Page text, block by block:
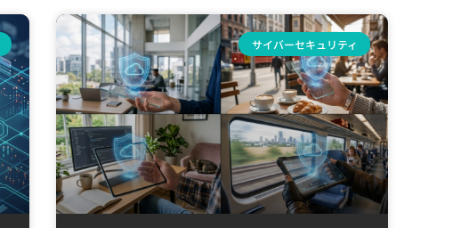
サイバーセキュリティ